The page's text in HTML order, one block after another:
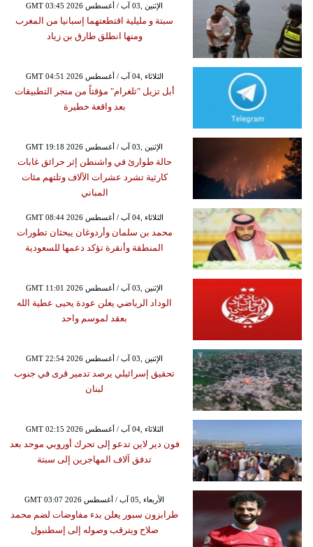
GMT 03:45 2026 الإثنين ,03 آب / أغسطس
سبتة و مليلية اقتطعتهما إسبانيا من المغرب
ومنها انطلق طارق بن زياد
GMT 04:51 2026 الثلاثاء ,04 آب / أغسطس
أبل تزيل "تلغرام" مؤقتاً من متجر التطبيقات
بعد واقعة خطيرة
GMT 19:18 2026 الإثنين ,03 آب / أغسطس
حالة طوارئ في واشنطن إثر حرائق غابات
كارثية تشرد عشرات الآلاف وتلتهم مئات
المباني
GMT 08:44 2026 الثلاثاء ,04 آب / أغسطس
محمد بن سلمان وأردوغان يبحثان تطورات
المنطقة وأنقرة تؤكد دعمها للسعودية
GMT 11:01 2026 الإثنين ,03 آب / أغسطس
الوداد الرياضي يعلن عودة يحيى عطية الله
بعقد لموسم واحد
GMT 22:54 2026 الإثنين ,03 آب / أغسطس
تحقيق إسرائيلي يرصد تدمير قرى في جنوب
لبنان
GMT 02:15 2026 الثلاثاء ,04 آب / أغسطس
فون دير لاين تدعو إلى تحرك أوروبي موحد بعد
تدفق آلاف المهاجرين إلى سبتة
GMT 03:07 2026 الأربعاء ,05 آب / أغسطس
طرابزون سبور يعلن بدء مفاوضات لضم محمد
صلاح ويترقب وصوله إلى إسطنبول